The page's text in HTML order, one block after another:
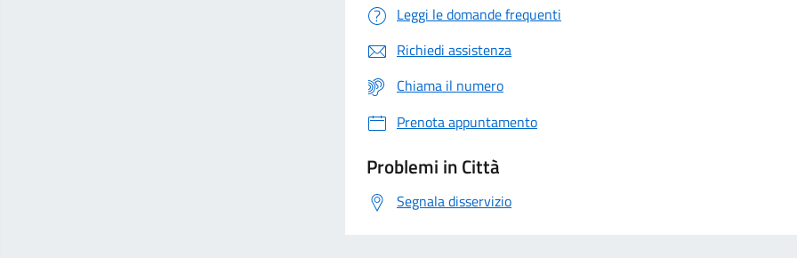
Leggi le domande frequenti
Richiedi assistenza
Chiama il numero
Prenota appuntamento
Problemi in Città
Segnala disservizio